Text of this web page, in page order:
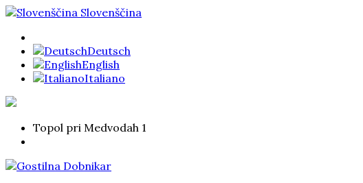
Slovenščina
Deutsch
English
Italiano
Topol pri Medvodah 1